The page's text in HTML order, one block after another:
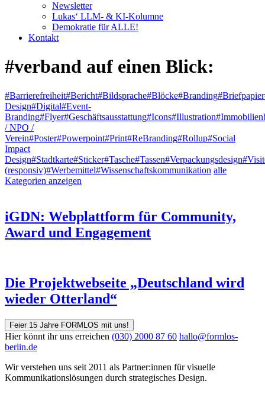
Newsletter
Lukas‘ LLM- & KI-Kolumne
Demokratie für ALLE!
Kontakt
#verband auf einen Blick:
#Barrierefreiheit#Bericht#Bildsprache#Blöcke#Branding#Briefpapier
Design#Digital#Event-
Branding#Flyer#Geschäftsausstattung#Icons#Illustration
/ NPO /
Verein#Poster#Powerpoint#Print#ReBranding#Rollup#Social
Impact
Design#Stadtkarte#Sticker#Tasche#Tassen#Verpackungsdesign
(responsiv)#Werbemittel#Wissenschaftskommunikation alle
Kategorien anzeigen
iGDN: Webplattform für Community,
Award und Engagement
Die Projektwebseite „Deutschland wird
wieder Otterland“
Feier 15 Jahre FORMLOS mit uns!
Hier könnt ihr uns erreichen (030) 2000 87 60 hallo@formlos-
berlin.de
Wir verstehen uns seit 2011 als Partner:innen für visuelle
Kommunikations­lösungen durch strategisches Design.